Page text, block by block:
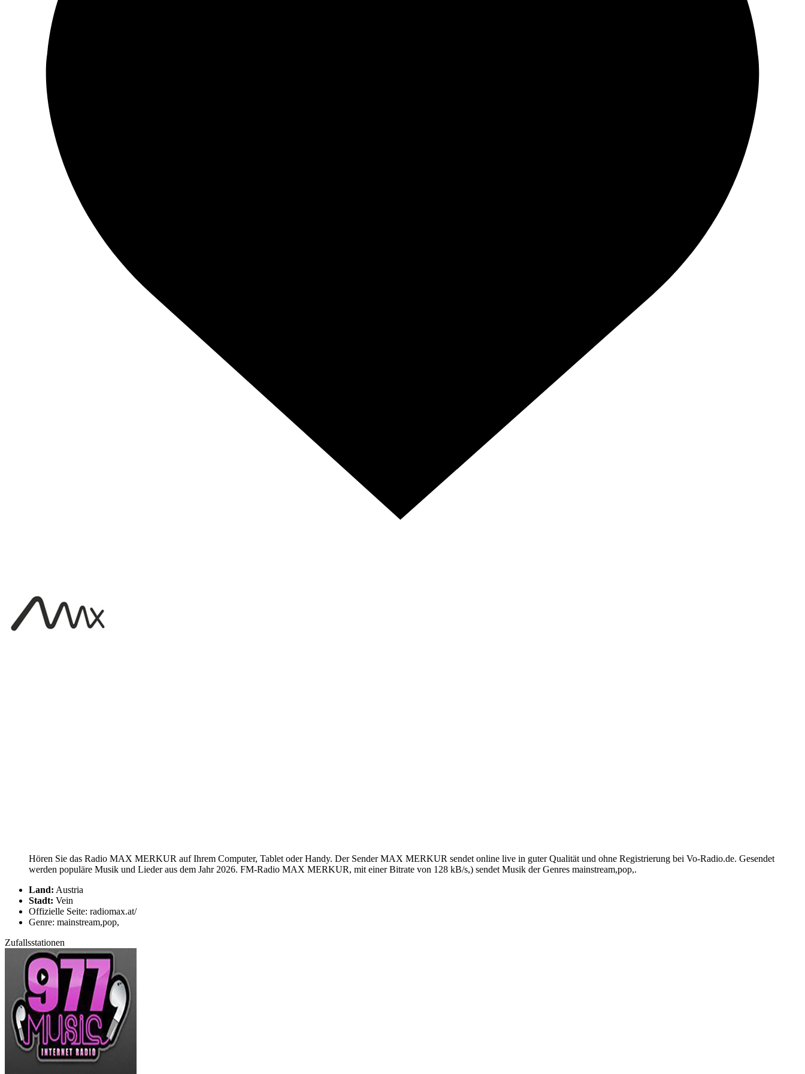
Hören Sie das Radio MAX MERKUR auf Ihrem Computer, Tablet oder Handy. Der Sender MAX MERKUR sendet online live in guter Qualität und ohne Registrierung bei Vo-Radio.de. Gesendet
werden populäre Musik und Lieder aus dem Jahr 2026. FM-Radio MAX MERKUR, mit einer Bitrate von 128 kB/s,) sendet Musik der Genres mainstream,pop,.
Land: Austria
Stadt: Vein
Offizielle Seite: radiomax.at/
Genre: mainstream,pop,
Zufallsstationen